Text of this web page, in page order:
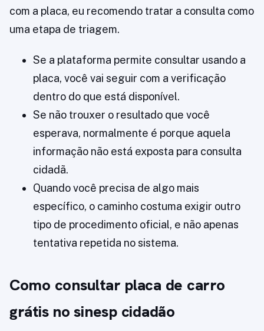
com a placa, eu recomendo tratar a consulta como
uma etapa de triagem.
Se a plataforma permite consultar usando a
placa, você vai seguir com a verificação
dentro do que está disponível.
Se não trouxer o resultado que você
esperava, normalmente é porque aquela
informação não está exposta para consulta
cidadã.
Quando você precisa de algo mais
específico, o caminho costuma exigir outro
tipo de procedimento oficial, e não apenas
tentativa repetida no sistema.
Como consultar placa de carro
grátis no sinesp cidadão